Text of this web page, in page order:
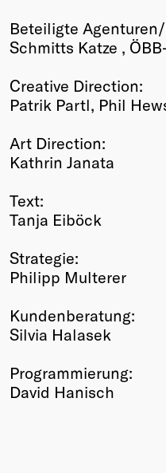
Beteiligte
Schmitts Katze ,
Creative Direction:
Patrik Partl, Phil
Art Direction:
Kathrin Janata
Text:
Tanja Eiböck
Strategie:
Philipp Multerer
Kundenberatung:
Silvia Halasek
Programmierung:
David Hanisch